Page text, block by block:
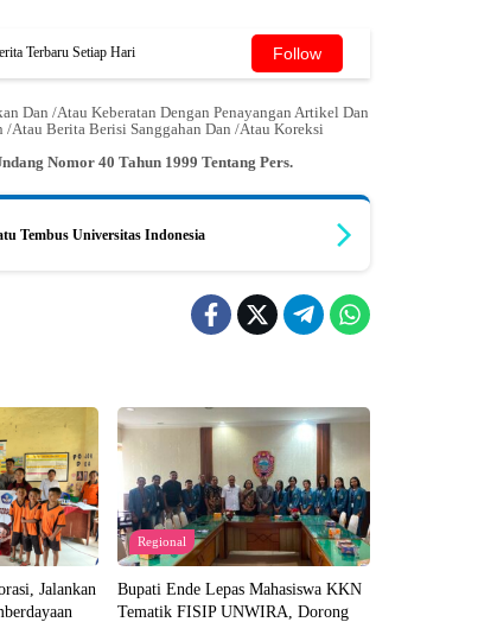
Terbaru Setiap Hari Follow
Dan /Atau Keberatan Dengan Penayangan Artikel Dan
Atau Berita Berisi Sanggahan Dan /Atau Koreksi
Nomor 40 Tahun 1999 Tentang Pers.
Tembus Universitas Indonesia
Jalankan
Regional
Bupati Ende Lepas Mahasiswa KKN
Tematik FISIP UNWIRA, Dorong